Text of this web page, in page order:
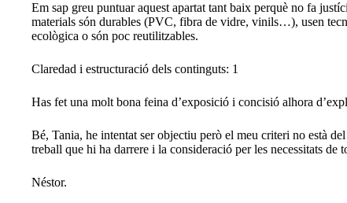
Em sap greu puntuar aquest apartat tant baix perquè no fa
materials són durables (PVC, fibra de vidre, vinils…), usen
ecològica o són poc reutilitzables.
Claredad i estructuració dels continguts: 1
Has fet una molt bona feina d’exposició i concisió alhora
Bé, Tania, he intentat ser objectiu però el meu criteri no està
treball que hi ha darrere i la consideració per les necessitats de
Néstor.